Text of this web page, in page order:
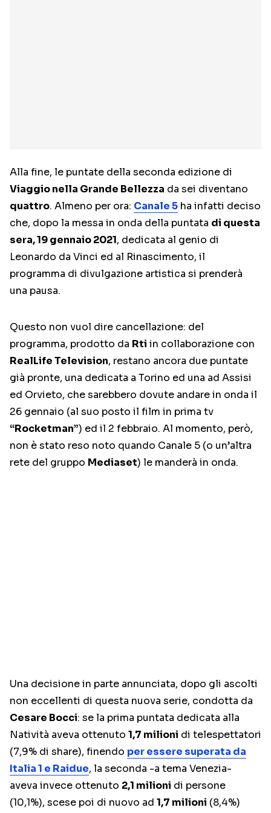
Alla fine, le puntate della seconda edizione di
Viaggio nella Grande Bellezza da sei diventano
quattro. Almeno per ora: Canale 5 ha infatti deciso
che, dopo la messa in onda della puntata di questa
sera, 19 gennaio 2021, dedicata al genio di
Leonardo da Vinci ed al Rinascimento, il
programma di divulgazione artistica si prenderà
una pausa.
Questo non vuol dire cancellazione: del
programma, prodotto da Rti in collaborazione con
RealLife Television, restano ancora due puntate
già pronte, una dedicata a Torino ed una ad Assisi
ed Orvieto, che sarebbero dovute andare in onda il
26 gennaio (al suo posto il film in prima tv
“Rocketman”) ed il 2 febbraio. Al momento, però,
non è stato reso noto quando Canale 5 (o un’altra
rete del gruppo Mediaset) le manderà in onda.
Una decisione in parte annunciata, dopo gli ascolti
non eccellenti di questa nuova serie, condotta da
Cesare Bocci: se la prima puntata dedicata alla
Natività aveva ottenuto 1,7 milioni di telespettatori
(7,9% di share), finendo per essere superata da
Italia 1 e Raidue, la seconda -a tema Venezia-
aveva invece ottenuto 2,1 milioni di persone
(10,1%), scese poi di nuovo ad 1,7 milioni (8,4%)